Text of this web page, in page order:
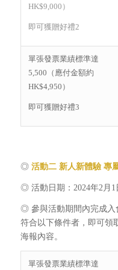
HK$9,000）
即可獲贈好禮2
單張發票業績標準達
5,500（應付金額約
HK$4,950）
即可獲贈好禮3
◎ 活動二 新人新體驗 專
◎ 活動日期：2024年2月1
◎ 參與活動期間內完成入
符合以下條件者，即可領
海報內容。
單張發票業績標準達